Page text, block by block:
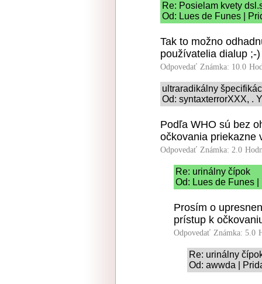
Re: Posielam kvety
Od: Lues de Funes |
Tak to možno
používatelia dialup ;-)
Odpovedať Známka: 10.0
ultraradikálny
Od: syntaxterrorXXX, .
Podľa WHO sú bez
očkovania priekazne
Odpovedať Známka: 2.0
Re: urinálny čípok
Od: Lues de Funes
Prosím o
prístup k
Odpovedať Známka: 5.0
Re: urinálny
Od: awwda |